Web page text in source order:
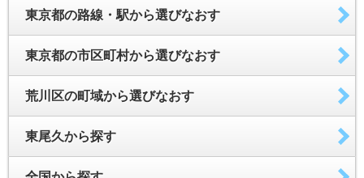
東京都の路線・駅から選びなおす
東京都の市区町村から選びなおす
荒川区の町域から選びなおす
東尾久から探す